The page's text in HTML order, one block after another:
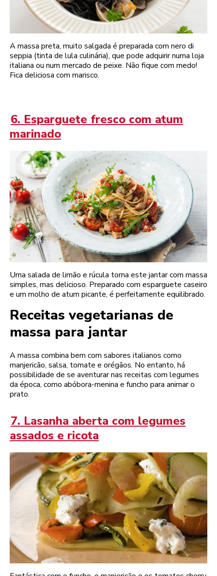
A massa preta, muito salgada é preparada com nero di
seppia (tinta de lula culinária), que pode adquirir numa loja
italiana ou num mercado de peixe. Não fique com medo!
Fica deliciosa com marisco.
6. Esparguete fresco com atum
marinado
Uma salada de limão e rúcula torna este jantar com massa
simples, mas delicioso. Preparado com esparguete caseiro
e um molho de atum picante, é perfeitamente equilibrado.
Receitas vegetarianas de
massa para jantar
A massa combina bem com sabores italianos como
manjericão, salsa, tomate e orégãos. No entanto, há
possibilidade de se aventurar nas receitas com legumes
da época, como abóbora-menina e funcho para animar o
prato.
7. Lasanha aberta com legumes
assados e ricota